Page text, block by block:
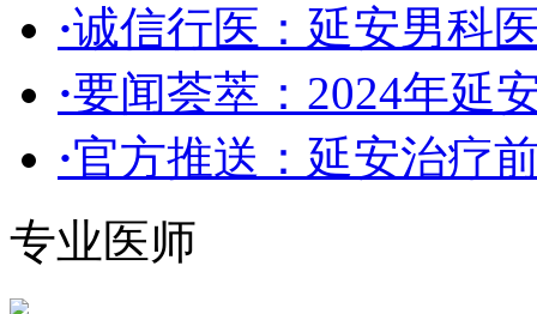
·诚信行医：延安男科
·要闻荟萃：2024年延
·官方推送：延安治疗
专业医师